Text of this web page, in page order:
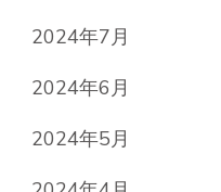
2024年7月
2024年6月
2024年5月